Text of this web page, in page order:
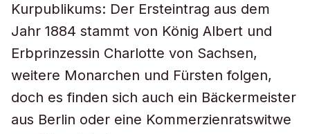
Kurpublikums: Der Ersteintrag aus dem
Jahr 1884 stammt von König Albert und
Erbprinzessin Charlotte von Sachsen,
weitere Monarchen und Fürsten folgen,
doch es finden sich auch ein Bäckermeister
aus Berlin oder eine Kommerzienratswitwe